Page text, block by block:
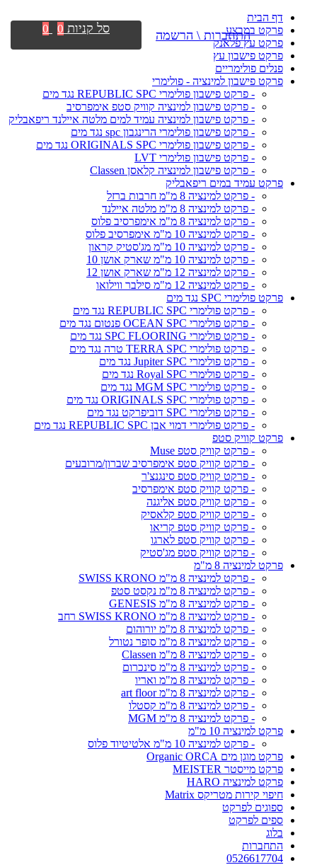
דף הבית
פרקט במבצע
פרקט עץ פלאנק
פרקט פישבון עץ
פנלים פולימריים
פרקט פישבון למינציה - פולימרי
- פרקט פישבון פולימרי REPUBLIC SPC נגד מים
- פרקט פישבון למינציה קוויק סטפ אימפרסיב
- פרקט פישבון למינציה עמיד למים מלטה איילנד ריפאבליק
- פרקט פישבון פולימרי הרינגבון spc נגד מים
- פרקט פישבון פולימרי ORIGINALS SPC נגד מים
- פרקט פישבון פולימרי LVT
- פרקט פישבון למינציה קלאסן Classen
פרקט עמיד במים ריפאבליק
- פרקט למינציה 8 מ"מ חרבות ברזל
- פרקט למינציה 8 מ"מ מלטה איילנד
- פרקט למינציה 8 מ"מ אימפרסיב פלוס
- פרקט למינציה 10 מ"מ אימפרסיב פלוס
- פרקט למינציה 10 מ"מ מג'סטיק קראון
- פרקט למינציה 10 מ"מ שארק אושן 10
- פרקט למינציה 12 מ"מ שארק אושן 12
- פרקט למינציה 12 מ"מ סילבר ווילואו
פרקט פולימרי SPC נגד מים
- פרקט פולימרי REPUBLIC SPC נגד מים
- פרקט פולימרי OCEAN SPC פנטום נגד מים
- פרקט פולימרי SPC FLOORING נגד מים
- פרקט פולימרי TERRA SPC טרה נגד מים
- פרקט פולימרי Jupiter SPC נגד מים
- פרקט פולימרי Royal SPC נגד מים
- פרקט פולימרי MGM SPC נגד מים
- פרקט פולימרי ORIGINALS SPC נגד מים
- פרקט פולימרי SPC דוביפרקט נגד מים
- פרקט פולימרי דמוי אבן REPUBLIC SPC נגד מים
פרקט קוויק סטפ
- פרקט קוויק סטפ Muse
- פרקט קוויק סטפ אימפרסיב שברון/מרובעים
- פרקט קוויק סטפ סינגנצ'ר
- פרקט קוויק סטפ אימפרסיב
- פרקט קוויק סטפ אליגנה
- פרקט קוויק סטפ קלאסיק
- פרקט קוויק סטפ קריאו
- פרקט קוויק סטפ לארגו
- פרקט קוויק סטפ מג'סטיק
פרקט למינציה 8 מ"מ
- פרקט למינציה 8 מ"מ SWISS KRONO
- פרקט למינציה 8 מ"מ נקסט סטפ
- פרקט למינציה 8 מ"מ GENESIS
- פרקט למינציה 8 מ"מ SWISS KRONO רחב
- פרקט למינציה 8 מ"מ יורוהום
- פרקט למינציה 8 מ"מ סופר נטורל
- פרקט למינציה 8 מ"מ Classen
- פרקט למינציה 8 מ"מ סינכרום
- פרקט למינציה 8 מ"מ ואריו
- פרקט למינציה 8 מ"מ art floor
- פרקט למינציה 8 מ"מ קסטלו
- פרקט למינציה 8 מ"מ MGM
פרקט למינציה 10 מ"מ
- פרקט למינציה 10 מ"מ אלטיטיוד פלוס
פרקט מוגן מים Organic ORCA
פרקט מייסטר MEISTER
פרקט למינציה HARO
חיפוי קירות מטריקס Matrix
ספוגים לפרקט
ספים לפרקט
בלוג
התחברות
0526617704
התחברות \ הרשמה סל קניות 0
0